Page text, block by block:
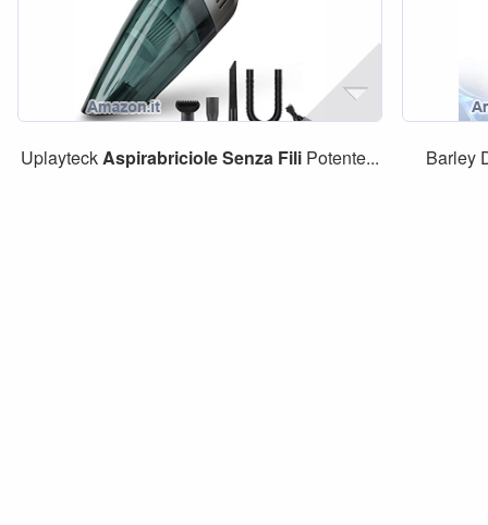
UplayteckAspirabricioleSenza FiliPotente... Barley